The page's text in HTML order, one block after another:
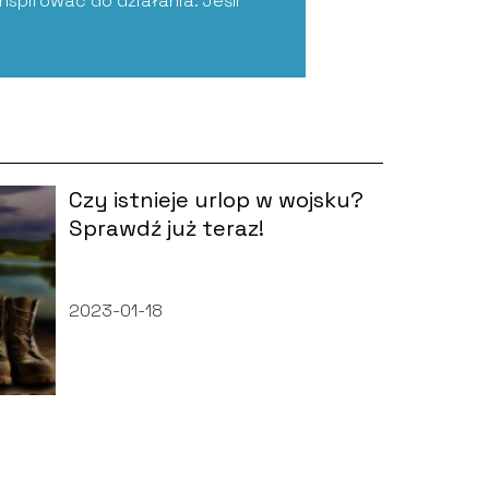
Czy istnieje urlop w wojsku?
Sprawdź już teraz!
2023-01-18